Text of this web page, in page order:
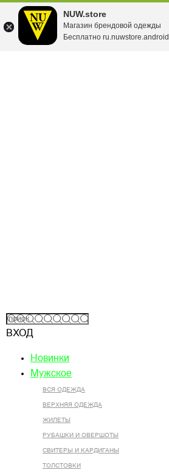
NUW.store
Магазин брендовой одежды
Бесплатно ru.nuwstore.android
ВХОД
Новинки
Мужское
ВСЯ ОДЕЖДА
ВЕРХНЯЯ ОДЕЖДА
ЖИЛЕТЫ
РУБАШКИ И ОВЕРШОТЫ
СВИТЕРЫ И КАРДИГАНЫ
ТОЛСТОВКИ